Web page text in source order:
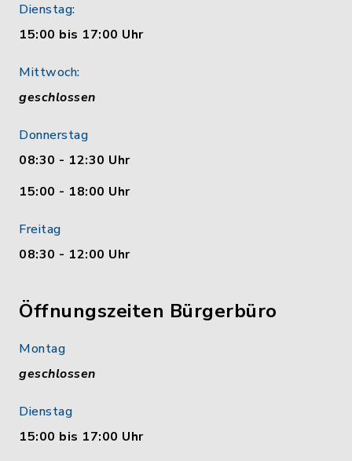
Dienstag:
15:00 bis 17:00 Uhr
Mittwoch:
geschlossen
Donnerstag
08:30 - 12:30 Uhr
15:00 - 18:00 Uhr
Freitag
08:30 - 12:00 Uhr
Öffnungszeiten Bürgerbüro
Montag
geschlossen
Dienstag
15:00 bis 17:00 Uhr